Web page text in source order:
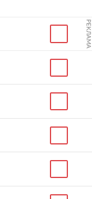
РЕКЛАМА